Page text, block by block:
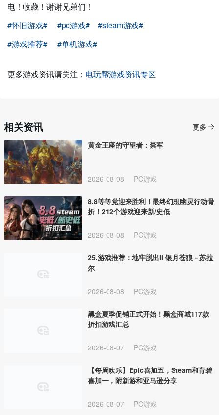
电！收藏！谢谢兄弟们！
#怀旧游戏#
#pc游戏#
#steam游戏#
#游戏推荐#
#单机游戏#
更多游戏资讯请关注： 电玩帮游戏资讯专区
相关资讯
更多
黄金王座的守望者：禁军
2026-08-08 PC游戏
8.8等等党迎来胜利！最终幻想幽灵行动骨
折！212个游戏迎来新/史低
2026-08-08 PC游戏
25.游戏推荐：地牢脱出II 银月苍狼－苏拉
尔
2026-08-08 PC游戏
黑盒夏季促销正式开始！黑盒商城117款
折扣游戏汇总
2026-08-07 PC游戏
【每周欢乐】Epic喜加五，Steam和育碧
喜加一，附新游和亚马逊分享
2026-08-07 PC游戏